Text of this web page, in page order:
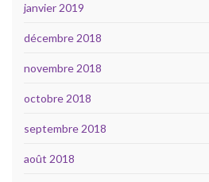
janvier 2019
décembre 2018
novembre 2018
octobre 2018
septembre 2018
août 2018